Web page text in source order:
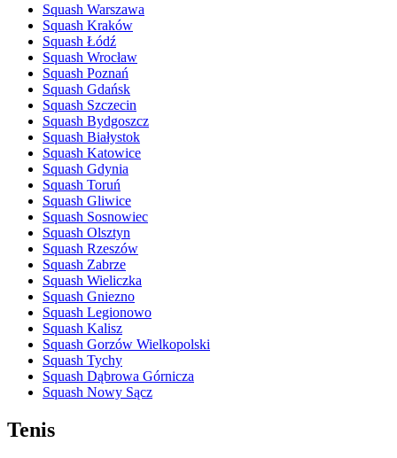
Squash Warszawa
Squash Kraków
Squash Łódź
Squash Wrocław
Squash Poznań
Squash Gdańsk
Squash Szczecin
Squash Bydgoszcz
Squash Białystok
Squash Katowice
Squash Gdynia
Squash Toruń
Squash Gliwice
Squash Sosnowiec
Squash Olsztyn
Squash Rzeszów
Squash Zabrze
Squash Wieliczka
Squash Gniezno
Squash Legionowo
Squash Kalisz
Squash Gorzów Wielkopolski
Squash Tychy
Squash Dąbrowa Górnicza
Squash Nowy Sącz
Tenis